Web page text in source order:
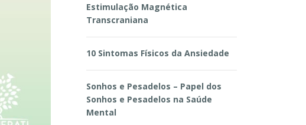
Estimulação Magnética
Transcraniana
10 Sintomas Físicos da Ansiedade
Sonhos e Pesadelos – Papel dos
Sonhos e Pesadelos na Saúde
Mental